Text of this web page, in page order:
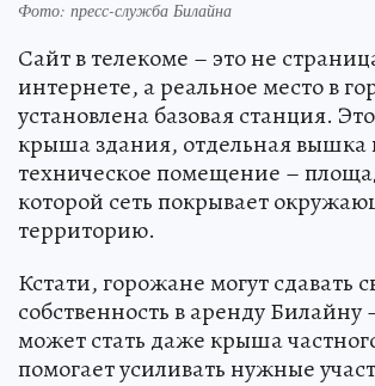
Фото: пресс-служба Билайна
Сайт в телекоме – это не
интернете, а реальное место в
установлена базовая станция.
крыша здания, отдельная вышка
техническое помещение –
которой сеть покрывает
территорию.
Кстати, горожане могут сдавать
собственность в аренду Билайну
может стать даже крыша
помогает усиливать нужные